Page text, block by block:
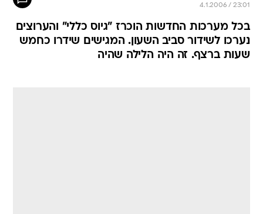
4.1.2006 / 23:01
בכל מערכות החדשות הוכרז "גיוס כללי" והערוצים
נערכו לשידור סביב השעון. המגישים שידרו כחמש
שעות ברצף. זה היה הלילה שהיה